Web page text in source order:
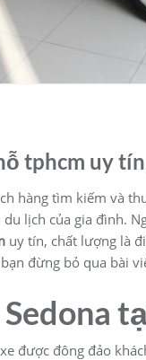
tphcm uy
hàng tìm kiếm và
lịch của gia đình.
uy tín, chất lượng là
đừng bỏ qua bài
được đông đảo